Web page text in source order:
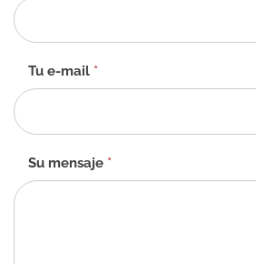
contacto
-
Tu e-mail *
Su mensaje *